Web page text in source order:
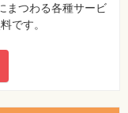
1に変換
まつわる各種サービ
です。